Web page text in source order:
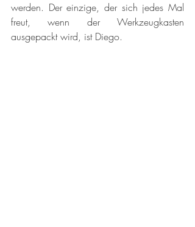
werden. Der einzige, der sich jedes Mal
freut, wenn der Werkzeugkasten
ausgepackt wird, ist Diego.